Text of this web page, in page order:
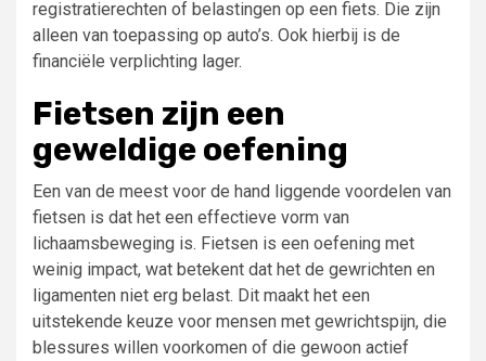
registratierechten of belastingen op een fiets. Die zijn
alleen van toepassing op auto’s. Ook hierbij is de
financiële verplichting lager.
Fietsen zijn een
geweldige oefening
Een van de meest voor de hand liggende voordelen van
fietsen is dat het een effectieve vorm van
lichaamsbeweging is. Fietsen is een oefening met
weinig impact, wat betekent dat het de gewrichten en
ligamenten niet erg belast. Dit maakt het een
uitstekende keuze voor mensen met gewrichtspijn, die
blessures willen voorkomen of die gewoon actief